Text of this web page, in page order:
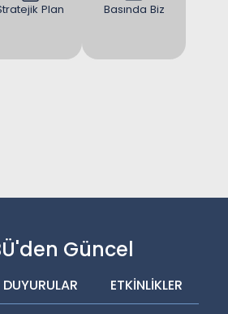
Plan Basında Biz
Güncel
DUYURULAR ETKİNLİKLER